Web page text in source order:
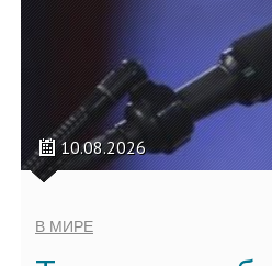
10.08.2026
В МИРЕ